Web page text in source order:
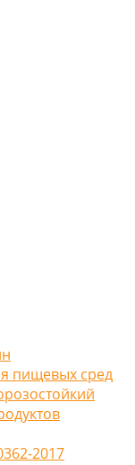
пищевых сред
2017